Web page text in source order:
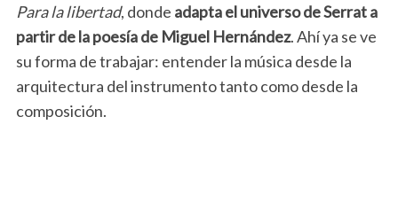
Para la libertad, donde adapta el universo de Serrat a
partir de la poesía de Miguel Hernández. Ahí ya se ve
su forma de trabajar: entender la música desde la
arquitectura del instrumento tanto como desde la
composición.